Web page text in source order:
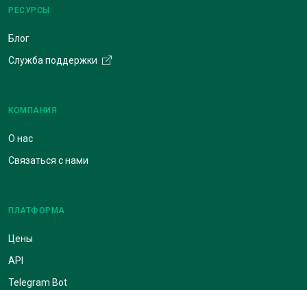
РЕСУРСЫ
Блог
Служба поддержки
КОМПАНИЯ
О нас
Связаться с нами
ПЛАТФОРМА
Цены
API
Telegram Bot